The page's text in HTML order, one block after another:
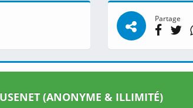
Partage
(ANONYME & ILLIMITÉ)